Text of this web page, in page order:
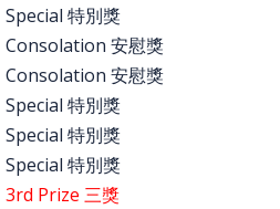
Special 特別獎
Consolation 安慰獎
Consolation 安慰獎
Special 特別獎
Special 特別獎
Special 特別獎
3rd Prize 三獎